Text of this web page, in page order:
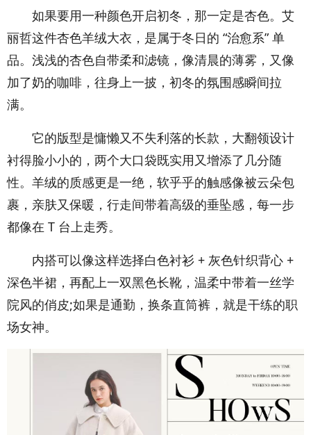
如果要用一种颜色开启初冬，那一定是杏色。艾
丽哲这件杏色羊绒大衣，是属于冬日的 “治愈系” 单
品。浅浅的杏色自带柔和滤镜，像清晨的薄雾，又像
加了奶的咖啡，往身上一披，初冬的氛围感瞬间拉
满。
它的版型是慵懒又不失利落的长款，大翻领设计
衬得脸小小的，两个大口袋既实用又增添了几分随
性。羊绒的质感更是一绝，软乎乎的触感像被云朵包
裹，亲肤又保暖，行走间带着高级的垂坠感，每一步
都像在 T 台上走秀。
内搭可以像这样选择白色衬衫 + 灰色针织背心 +
深色半裙，再配上一双黑色长靴，温柔中带着一丝学
院风的俏皮;如果是通勤，换条直筒裤，就是干练的职
场女神。